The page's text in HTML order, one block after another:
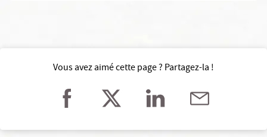
Vous avez aimé cette page ? Partagez-la !